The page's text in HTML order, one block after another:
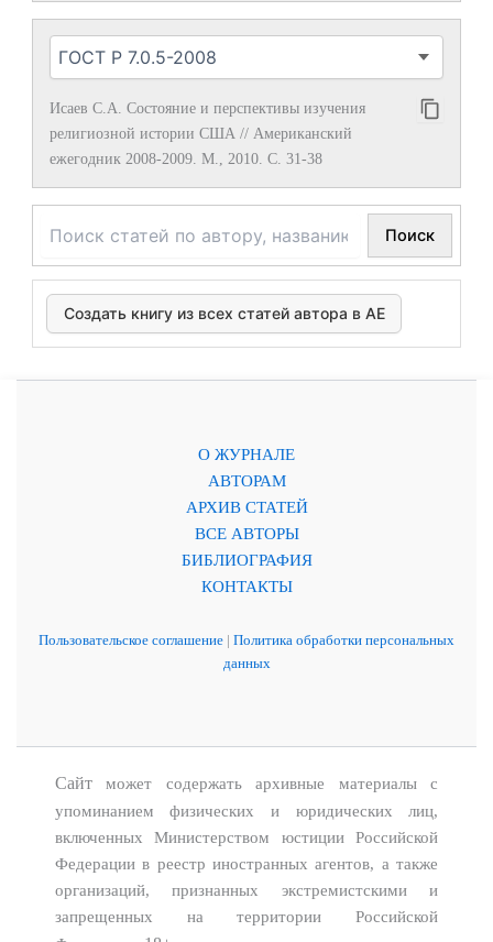
Исаев С.А. Состояние и перспективы изучения
религиозной истории США // Американский
ежегодник 2008-2009. М., 2010. С. 31-38
Поиск
Создать книгу из всех статей автора в АЕ
О ЖУРНАЛЕ
АВТОРАМ
АРХИВ СТАТЕЙ
ВСЕ АВТОРЫ
БИБЛИОГРАФИЯ
КОНТАКТЫ
Пользовательское соглашение | Политика обработки персональных
данных
Сайтможет содержать архивные материалы с
упоминанием физических и юридических лиц,
включенных Министерством юстиции Российской
Федерации в реестр иностранных агентов, а также
организаций, признанных экстремистскими и
запрещенных на территории Российской